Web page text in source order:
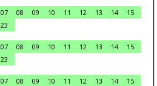
07 08 09 10 11 12 13 14
15
23
07 08 09 10 11 12 13 14
15
23
07 08 09 10 11 12 13 14
15